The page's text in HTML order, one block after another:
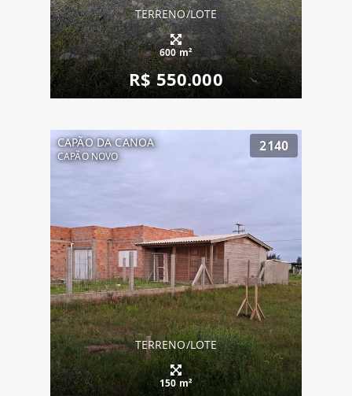
TERRENO/LOTE
600 m²
R$ 550.000
CAPÃO DA CANOA
CAPÃO NOVO
2140
TERRENO/LOTE
150 m²